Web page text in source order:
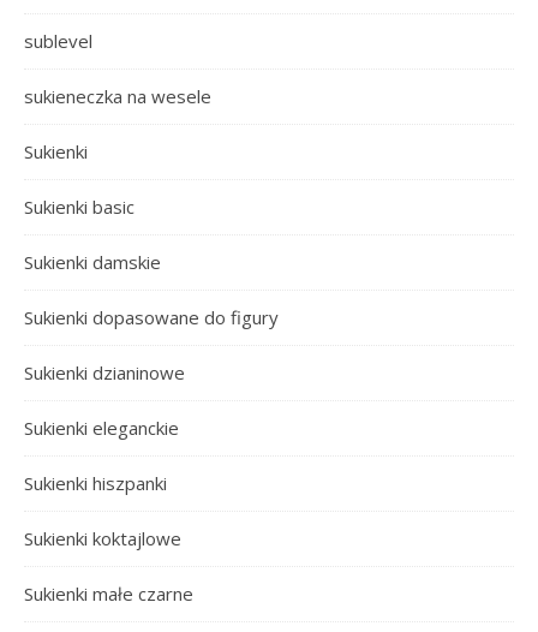
sublevel
sukieneczka na wesele
Sukienki
Sukienki basic
Sukienki damskie
Sukienki dopasowane do figury
Sukienki dzianinowe
Sukienki eleganckie
Sukienki hiszpanki
Sukienki koktajlowe
Sukienki małe czarne